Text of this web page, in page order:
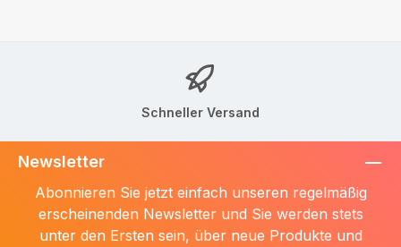
Schneller Versand
Newsletter
Abonnieren Sie jetzt einfach unseren regelmäßig
erscheinenden Newsletter und Sie werden stets
unter den Ersten sein, über neue Produkte und